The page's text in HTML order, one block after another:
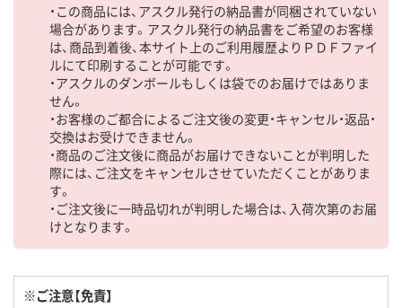
・この商品には、アスクル発行の納品書が同梱されていない
場合があります。アスクル発行の納品書をご希望のお客様
は、商品到着後、本サイト上のご利用履歴よりＰＤＦファイ
ルにて印刷することが可能です。
・アスクルのダンボールもしくは袋でのお届けではありま
せん。
・お客様のご都合によるご注文後の変更・キャンセル・返品・
交換はお受けできません。
・商品のご注文後に商品がお届けできないことが判明した
際には、ご注文をキャンセルさせていただくことがありま
す。
・ご注文後に一時品切れが判明した場合は、入荷次第のお届
けとなります。
※ご注意【免責】